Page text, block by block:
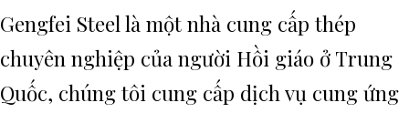
Gengfei Steel là một nhà cung cấp thép
chuyên nghiệp của người Hồi giáo ở Trung
Quốc, chúng tôi cung cấp dịch vụ cung ứng